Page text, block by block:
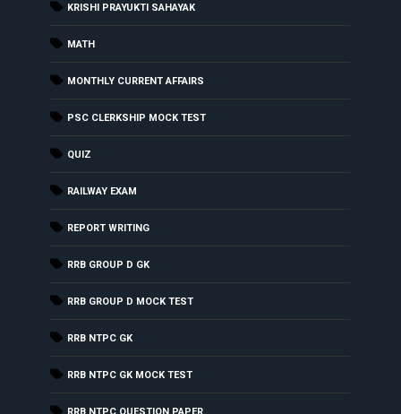
KRISHI PRAYUKTI SAHAYAK
MATH
MONTHLY CURRENT AFFAIRS
PSC CLERKSHIP MOCK TEST
QUIZ
RAILWAY EXAM
REPORT WRITING
RRB GROUP D GK
RRB GROUP D MOCK TEST
RRB NTPC GK
RRB NTPC GK MOCK TEST
RRB NTPC QUESTION PAPER